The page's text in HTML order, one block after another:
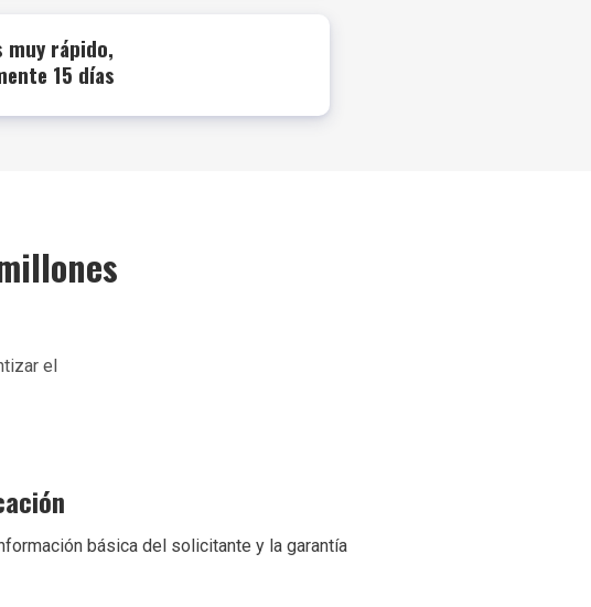
rápido,
15 días
el
básica del solicitante y la garantía